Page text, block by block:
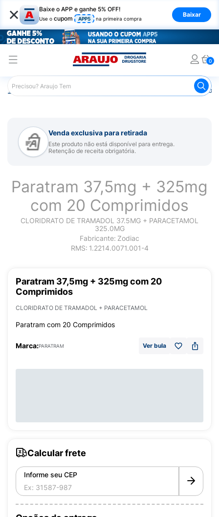
× Baixe o APP e ganhe 5% OFF!
Use o cupom APP5 na primeira compra
Baixar
0
Araujo Medicamentos Remédio
Venda exclusiva para retirada
Este produto não está disponível para entrega.
Retenção de receita obrigatória.
Paratram 37,5mg + 325mg
com 20 Comprimidos
CLORIDRATO DE TRAMADOL 37.5MG + PARACETAMOL
325.0MG
Fabricante: Zodiac
RMS: 1.2214.0071.001-4
Paratram 37,5mg + 325mg com 20
Comprimidos
CLORIDRATO DE TRAMADOL + PARACETAMOL
Paratram com 20 Comprimidos
Marca:PARATRAM Ver bula
Calcular frete
Informe seu CEP